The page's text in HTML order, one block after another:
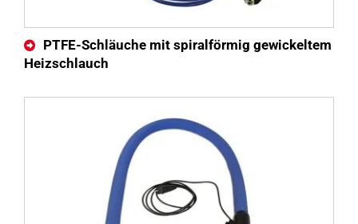
PTFE-Schläuche mit spiralförmig gewickeltem
Heizschlauch